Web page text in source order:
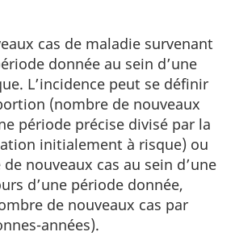
cas de maladie survenant
donnée au sein d’une
L’incidence peut se définir
(nombre de nouveaux
période précise divisé par la
initialement à risque) ou
nouveaux cas au sein d’une
d’une période donnée,
de nouveaux cas par
années).